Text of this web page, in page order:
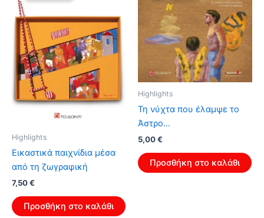
Highlights
Εικαστικά παιχνίδια μέσα
από τη ζωγραφική
Original
was:
12,00 €.
7,50€
τιμή
είναι:
Προσθήκη στο καλάθι
Highlights
Τη νύχτα που έλαμψε το
Άστρο…
Original
was:
8,00 €.
5,00€
τιμή
είναι:
Προσθήκη στο καλάθι